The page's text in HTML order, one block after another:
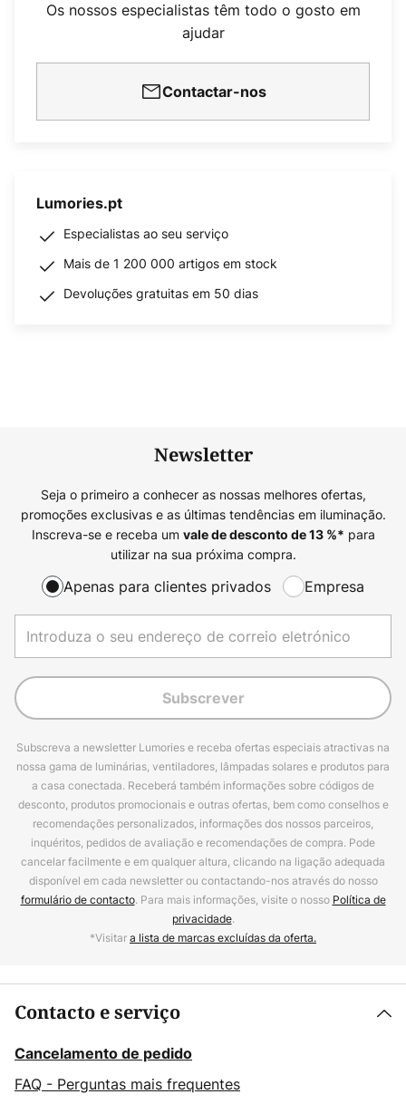
Os nossos especialistas têm todo o gosto em
ajudar
Contactar-nos
Lumories.pt
Especialistas ao seu serviço
Mais de 1 200 000 artigos em stock
Devoluções gratuitas em 50 dias
Newsletter
Seja o primeiro a conhecer as nossas melhores ofertas,
promoções exclusivas e as últimas tendências em iluminação.
Inscreva-se e receba um vale de desconto de13%* para
utilizar na sua próxima compra.
Apenas para clientes privados Empresa
Subscrever
Subscreva a newsletter Lumories e receba ofertas especiais atractivas na
nossa gama de luminárias, ventiladores, lâmpadas solares e produtos para
a casa conectada. Receberá também informações sobre códigos de
desconto, produtos promocionais e outras ofertas, bem como conselhos e
recomendações personalizados, informações dos nossos parceiros,
inquéritos, pedidos de avaliação e recomendações de compra. Pode
cancelar facilmente e em qualquer altura, clicando na ligação adequada
disponível em cada newsletter ou contactando-nos através do nosso
formulário de contacto. Para mais informações, visite o nosso Política de
privacidade.
*Visitara lista de marcas excluídas da oferta.
Contacto e serviço
Cancelamento de pedido
FAQ - Perguntas mais frequentes